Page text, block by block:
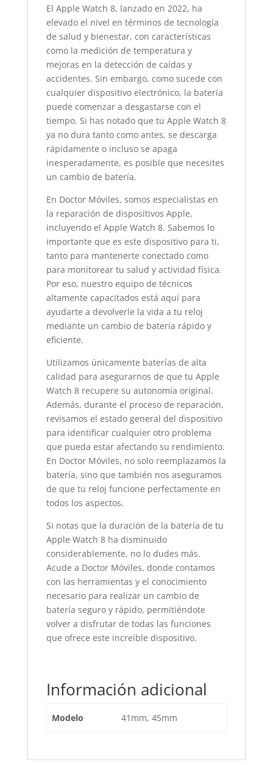
El Apple Watch 8, lanzado en 2022, ha
elevado el nivel en términos de tecnología
de salud y bienestar, con características
como la medición de temperatura y
mejoras en la detección de caídas y
accidentes. Sin embargo, como sucede con
cualquier dispositivo electrónico, la batería
puede comenzar a desgastarse con el
tiempo. Si has notado que tu Apple Watch 8
ya no dura tanto como antes, se descarga
rápidamente o incluso se apaga
inesperadamente, es posible que necesites
un cambio de batería.
En Doctor Móviles, somos especialistas en
la reparación de dispositivos Apple,
incluyendo el Apple Watch 8. Sabemos lo
importante que es este dispositivo para ti,
tanto para mantenerte conectado como
para monitorear tu salud y actividad física.
Por eso, nuestro equipo de técnicos
altamente capacitados está aquí para
ayudarte a devolverle la vida a tu reloj
mediante un cambio de batería rápido y
eficiente.
Utilizamos únicamente baterías de alta
calidad para asegurarnos de que tu Apple
Watch 8 recupere su autonomía original.
Además, durante el proceso de reparación,
revisamos el estado general del dispositivo
para identificar cualquier otro problema
que pueda estar afectando su rendimiento.
En Doctor Móviles, no solo reemplazamos la
batería, sino que también nos aseguramos
de que tu reloj funcione perfectamente en
todos los aspectos.
Si notas que la duración de la batería de tu
Apple Watch 8 ha disminuido
considerablemente, no lo dudes más.
Acude a Doctor Móviles, donde contamos
con las herramientas y el conocimiento
necesario para realizar un cambio de
batería seguro y rápido, permitiéndote
volver a disfrutar de todas las funciones
que ofrece este increíble dispositivo.
Información adicional
Modelo 41mm, 45mm